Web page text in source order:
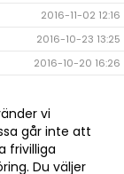
2016-11-02 12:16
2016-10-23 13:25
2016-10-20 16:26
2016-10-10 21:27
2016-08-25 10:05
2016-08-17 11:19
vi
går inte att
frivilliga
Du väljer